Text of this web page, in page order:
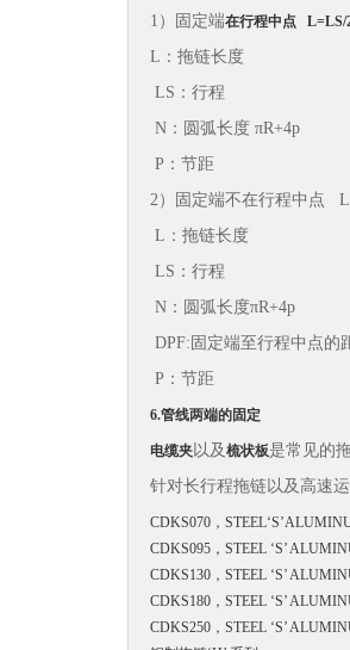
1）固定端在行程中点 L=LS/
L：拖链长度
LS：行程
N：圆弧长度 πR+4p
P：节距
2）固定端不在行程中点
L：拖链长度
LS：行程
N：圆弧长度πR+4p
DPF:固定端至行程中点的
P：节距
6.管线两端的固定
电缆夹以及梳状板是常见的
针对长行程拖链以及高速
CDKS070，
CDKS095， STEEL ‘S’
CDKS130， STEEL ‘S’
CDKS180， STEEL ‘S’
CDKS250， STEEL ‘S’